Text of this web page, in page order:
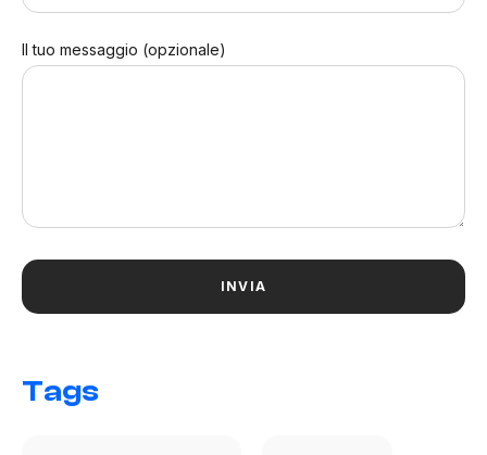
Il tuo messaggio (opzionale)
Tags